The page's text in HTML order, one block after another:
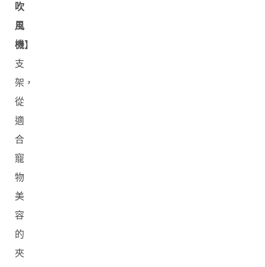
吹
風
機】
支
架，
從
適
合
寵
物
美
容
的
夾